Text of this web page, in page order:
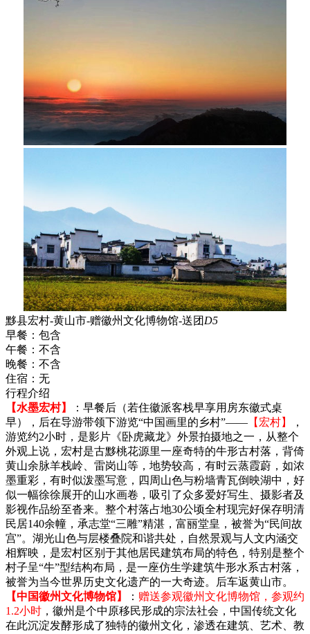
黟县宏村-黄山市-赠徽州文化博物馆-送团 D5
早餐： 包含
午餐： 不含
晚餐： 不含
住宿： 无
行程介绍
【水墨宏村】
：早餐后（若住徽派客栈早享用房东徽式桌
早），后在导游带领下游览“中国画里的乡村”—— 【宏村】
，
游览约2小时，是影片《卧虎藏龙》外景拍摄地之一，从整个
外观上说，宏村是古黟桃花源里一座奇特的牛形古村落，背倚
黄山余脉羊栈岭、雷岗山等，地势较高，有时云蒸霞蔚，如浓
墨重彩，有时似泼墨写意，四周山色与粉墙青瓦倒映湖中，好
似一幅徐徐展开的山水画卷，吸引了众多爱好写生、摄影者及
影视作品纷至沓来。整个村落占地30公顷全村现完好保存明清
民居140余幢，承志堂“三雕”精湛，富丽堂皇，被誉为“民间故
宫”。湖光山色与层楼叠院和谐共处，自然景观与人文内涵交
相辉映，是宏村区别于其他居民建筑布局的特色，特别是整个
村子呈“牛”型结构布局，是一座仿生学建筑牛形水系古村落，
被誉为当今世界历史文化遗产的一大奇迹。后车返黄山市。
【中国徽州文化博物馆】
： 赠送参观徽州文化博物馆，参观约
1.2小时 ，徽州是个中原移民形成的宗法社会，中国传统文化
在此沉淀发酵形成了独特的徽州文化，渗透在建筑、艺术、教